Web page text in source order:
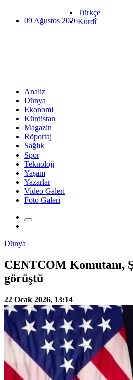
09 Ağustos 2026
Türkçe
Kurdî
Analiz
Dünya
Ekonomi
Kürdistan
Magazin
Röportaj
Sağlık
Spor
Teknoloji
Yaşam
Yazarlar
Video Galeri
Foto Galeri
Dünya
CENTCOM Komutanı,
görüştü
22 Ocak 2026, 13:14